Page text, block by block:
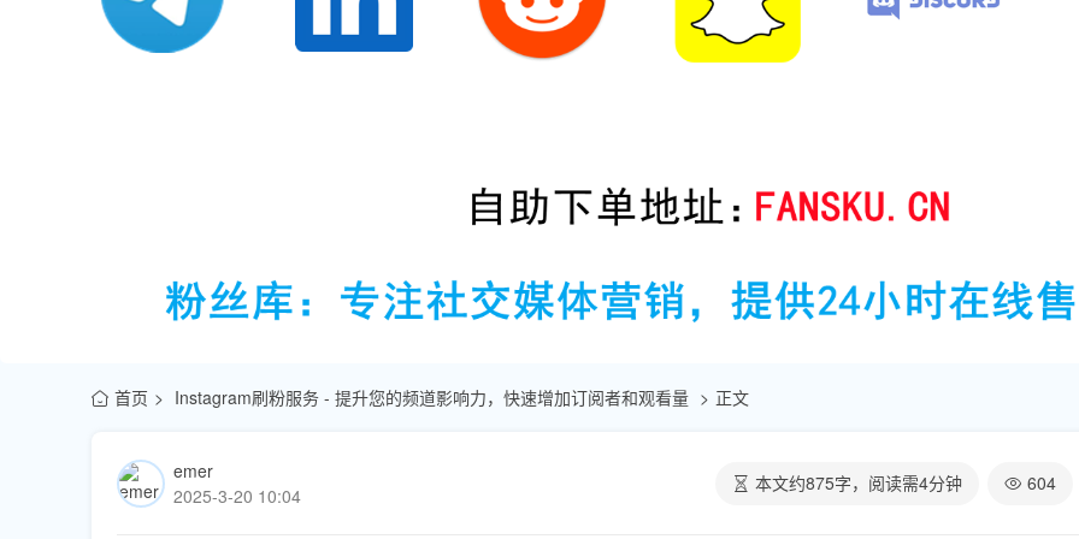
首页 Instagram刷粉服务 - 提升您的频道影响力，快速增加订阅者和观看量 正文
emer
2025-3-20 10:04
本文约875字，阅读需4分钟 604